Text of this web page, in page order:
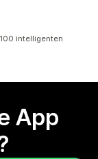
intelligenten
App